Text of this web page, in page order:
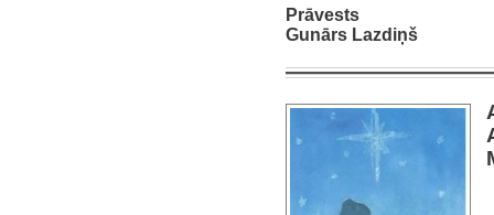
Prāvests
Gunārs Lazdiņš